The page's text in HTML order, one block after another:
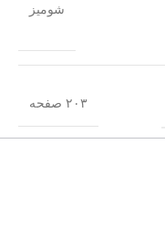
شومیز
۲۰۳ صفحه